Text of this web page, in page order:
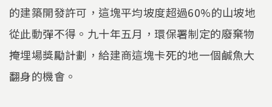
的建築開發許可，這塊平均坡度超過60%的山坡地
從此動彈不得。九十年五月，環保署制定的廢棄物
掩埋場獎勵計劃，給建商這塊卡死的地一個鹹魚大
翻身的機會。